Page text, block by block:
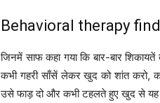
Behavioral therapy
जिनमें साफ कहा गया कि बार-बार
कभी गहरी साँसें लेकर खुद को शांत करो,
उसे फाड़ दो और कभी टहलते हुए खुद से यह